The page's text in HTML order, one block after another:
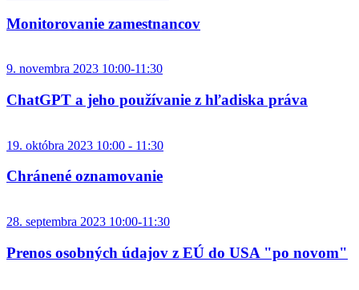
Monitorovanie zamestnancov
9. novembra 2023 10:00-11:30
ChatGPT a jeho používanie z hľadiska práva
19. októbra 2023 10:00 - 11:30
Chránené oznamovanie
28. septembra 2023 10:00-11:30
Prenos osobných údajov z EÚ do USA "po novom"